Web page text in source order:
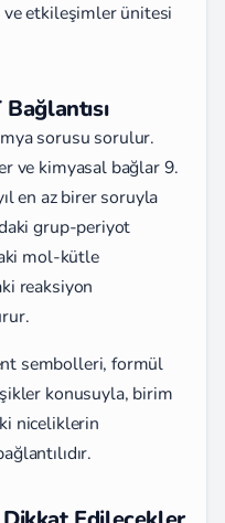
ve etkileşimler ünitesi
sorusu sorulur.
ve kimyasal bağlar 9.
en az birer soruyla
grup-periyot
mol-kütle
reaksiyon
sembolleri, formül
konusuyla, birim
niceliklerin